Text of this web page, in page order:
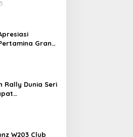
Grand
2024
Rally Dunia Seri
2026
W203 Club